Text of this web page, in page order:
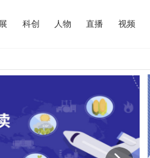
科创 人物 直播 视频